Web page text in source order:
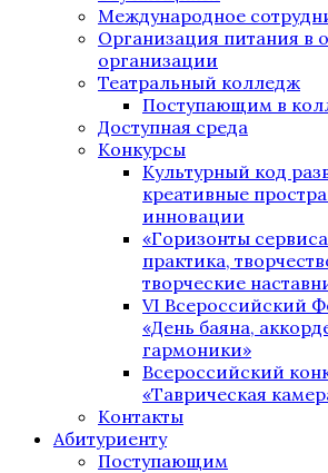
Международное
Организация питания в
организации
Театральный колледж
Поступающим в
Доступная среда
Конкурсы
Культурный код
креативные
инновации
«Горизонты
практика,
творческие
VI Всероссийский
«День баяна,
гармоники»
Всероссийский
«Таврическая
Контакты
Абитуриенту
Поступающим